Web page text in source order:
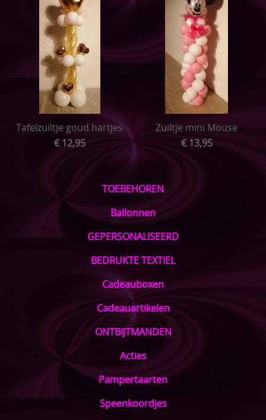
TOEBEHOREN
Ballonnen
GEPERSONALISEERD
BEDRUKTE TEXTIEL
Cadeauboxen
Cadeauartikelen
ONTBIJTMANDEN
Acties
Pampertaarten
Speenkoordjes
Tafelzuiltje goud hartjes
€ 12,95
Zuiltje mini Mouse
€ 13,95